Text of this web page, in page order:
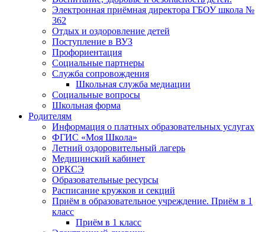
Электронная приёмная директора ГБОУ школа №
362
Отдых и оздоровление детей
Поступление в ВУЗ
Профориентация
Социальные партнеры
Служба сопровождения
Школьная служба медиации
Социальные вопросы
Школьная форма
Родителям
Информация о платных образовательных услугах
ФГИС «Моя Школа»
Летний оздоровительный лагерь
Медицинский кабинет
ОРКСЭ
Образовательные ресурсы
Расписание кружков и секций
Приём в образовательное учреждение. Приём в 1
класс
Приём в 1 класс